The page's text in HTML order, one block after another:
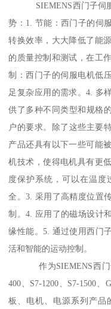
SIEMENS西门子伺服
势：1. 节能：西门子的伺
转换效率，大大降低了能
的质量控制和测试，在工
制：西门子的伺服电机低
足复杂应用的需求。4. 多
供了多种不同类型和规格
户的要求。除了这些主要
产品还具有以下一些可能
机技术，使得电机具有更
度保护系统，可以在温度
全。3. 采用了高精度位置
制。4. 应用了的磁场设计
缘性能。5. 通过使用西门
活和智能的运动控制。
作为SIEMENS西门子
400、S7-1200、S7-1500
板、电机、电源系列产品